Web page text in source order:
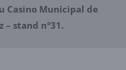
Casino Municipal de
– stand n°31.